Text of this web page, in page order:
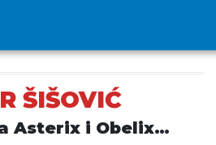
ŠIŠOVIĆ
Asterix i Obelix…